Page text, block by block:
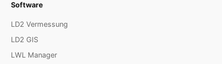
Software
LD2 Vermessung
LD2 GIS
LWL Manager